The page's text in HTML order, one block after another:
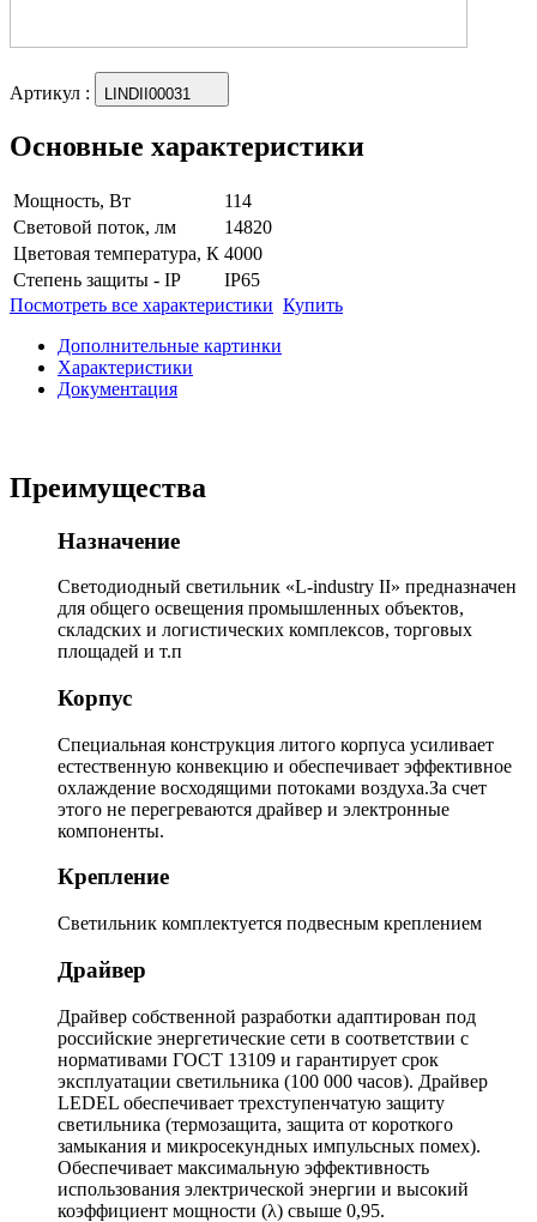
Артикул : LINDII00031
Основные характеристики
Мощность, Вт
114
Световой поток, лм
14820
Цветовая температура, К 4000
Степень защиты - IP
IP65
Посмотреть все характеристики Купить
Дополнительные картинки
Характеристики
Документация
Преимущества
Назначение
Светодиодный светильник «L-industry II» предназначен
для общего освещения промышленных объектов,
складских и логистических комплексов, торговых
площадей и т.п
Корпус
Специальная конструкция литого корпуса усиливает
естественную конвекцию и обеспечивает эффективное
охлаждение восходящими потоками воздуха.За счет
этого не перегреваются драйвер и электронные
компоненты.
Крепление
Светильник комплектуется подвесным креплением
Драйвер
Драйвер собственной разработки адаптирован под
российские энергетические сети в соответствии с
нормативами ГОСТ 13109 и гарантирует срок
эксплуатации светильника (100 000 часов). Драйвер
LEDEL обеспечивает трехступенчатую защиту
светильника (термозащита, защита от короткого
замыкания и микросекундных импульсных помех).
Обеспечивает максимальную эффективность
использования электрической энергии и высокий
коэффициент мощности (λ) свыше 0,95.